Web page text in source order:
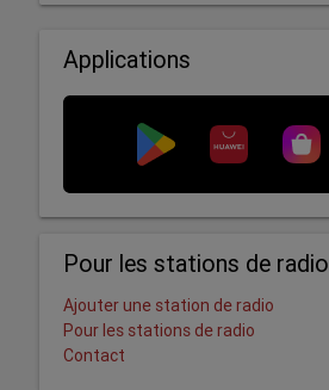
Applications
Pour les stations de radio
Ajouter une station de radio
Pour les stations de radio
Contact